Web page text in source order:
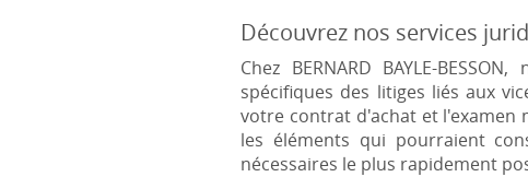
Découvrez nos services
Chez BERNARD BAYLE-
spécifiques des litiges liés aux
votre contrat d'achat et l'examen
les éléments qui pourraient
nécessaires le plus rapidement